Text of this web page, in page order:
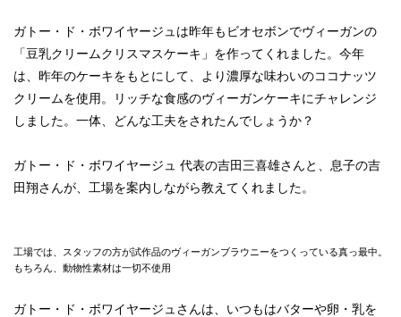
ガトー・ド・ボワイヤージュは昨年もビオセボンでヴィーガンの
「豆乳クリームクリスマスケーキ」を作ってくれました。今年
は、昨年のケーキをもとにして、より濃厚な味わいのココナッツ
クリームを使用。リッチな食感のヴィーガンケーキにチャレンジ
しました。一体、どんな工夫をされたんでしょうか？
ガトー・ド・ボワイヤージュ 代表の吉田三喜雄さんと、息子の吉
田翔さんが、工場を案内しながら教えてくれました。
工場では、スタッフの方が試作品のヴィーガンブラウニーをつくっている真っ最中。
もちろん、動物性素材は一切不使用
ガトー・ド・ボワイヤージュさんは、いつもはバターや卵・乳を